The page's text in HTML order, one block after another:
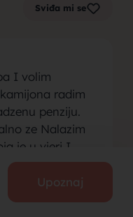
Sviđa mi se
I volim
radim
penziju.
ze Nalazim
je u vjeri I
muza to je
Upoznaj